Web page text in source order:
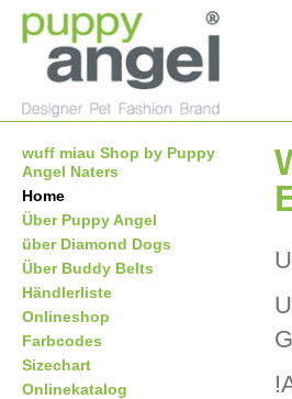
wuff miau Shop by Puppy
Angel Naters
Home
Über Puppy Angel
über Diamond Dogs
Über Buddy Belts
Händlerliste
Onlineshop
Farbcodes
Sizechart
Onlinekatalog